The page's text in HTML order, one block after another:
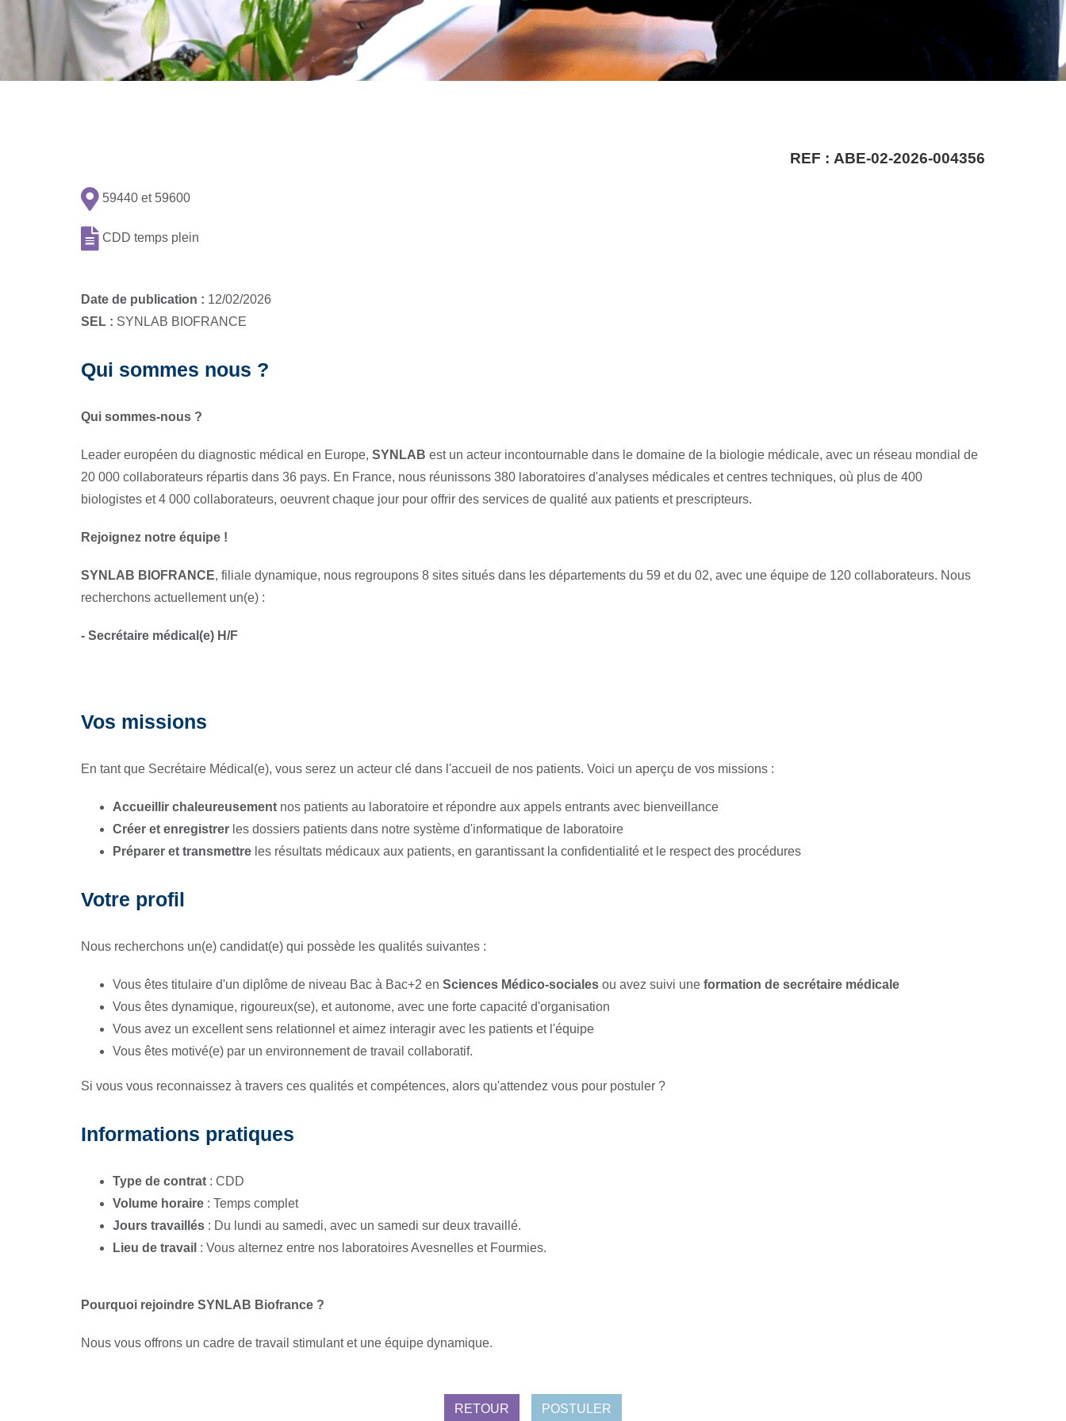
REF : ABE-02-2026-004356
59440 et 59600
CDD temps plein
Date de publication : 12/02/2026
SEL : SYNLAB BIOFRANCE
Qui sommes nous ?
Qui sommes-nous ?
Leader européen du diagnostic médical en Europe, SYNLAB est un acteur incontournable dans le domaine de la biologie médicale, avec un réseau mondial de
20 000 collaborateurs répartis dans 36 pays. En France, nous réunissons 380 laboratoires d'analyses médicales et centres techniques, où plus de 400
biologistes et 4 000 collaborateurs, oeuvrent chaque jour pour offrir des services de qualité aux patients et prescripteurs.
Rejoignez notre équipe !
SYNLAB BIOFRANCE, filiale dynamique, nous regroupons 8 sites situés dans les départements du 59 et du 02, avec une équipe de 120 collaborateurs. Nous
recherchons actuellement un(e) :
- Secrétaire médical(e) H/F
Vos missions
En tant que Secrétaire Médical(e), vous serez un acteur clé dans l'accueil de nos patients. Voici un aperçu de vos missions :
Accueillir chaleureusement nos patients au laboratoire et répondre aux appels entrants avec bienveillance
Créer et enregistrer les dossiers patients dans notre système d'informatique de laboratoire
Préparer et transmettre les résultats médicaux aux patients, en garantissant la confidentialité et le respect des procédures
Votre profil
Nous recherchons un(e) candidat(e) qui possède les qualités suivantes :
Vous êtes titulaire d'un diplôme de niveau Bac à Bac+2 en Sciences Médico-sociales ou avez suivi une formation de secrétaire médicale
Vous êtes dynamique, rigoureux(se), et autonome, avec une forte capacité d'organisation
Vous avez un excellent sens relationnel et aimez interagir avec les patients et l'équipe
Vous êtes motivé(e) par un environnement de travail collaboratif.
Si vous vous reconnaissez à travers ces qualités et compétences, alors qu'attendez vous pour postuler ?
Informations pratiques
Type de contrat : CDD
Volume horaire : Temps complet
Jours travaillés : Du lundi au samedi, avec un samedi sur deux travaillé.
Lieu de travail : Vous alternez entre nos laboratoires Avesnelles et Fourmies.
Pourquoi rejoindre SYNLAB Biofrance ?
Nous vous offrons un cadre de travail stimulant et une équipe dynamique.
RETOUR POSTULER